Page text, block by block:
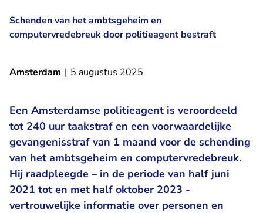
Schenden van het ambtsgeheim en
computervredebreuk door politieagent bestraft
Amsterdam | 5 augustus 2025
Een Amsterdamse politieagent is veroordeeld
tot 240 uur taakstraf en een voorwaardelijke
gevangenisstraf van 1 maand voor de schending
van het ambtsgeheim en computervredebreuk.
Hij raadpleegde – in de periode van half juni
2021 tot en met half oktober 2023 -
vertrouwelijke informatie over personen en